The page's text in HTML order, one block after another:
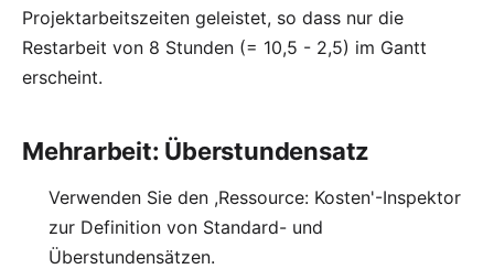
Projektarbeitszeiten geleistet, so dass nur die
Restarbeit von 8 Stunden (= 10,5 - 2,5) im Gantt
erscheint.
Mehrarbeit: Überstundensatz
Verwenden Sie den ,Ressource: Kosten'-Inspektor
zur Definition von Standard- und
Überstundensätzen.